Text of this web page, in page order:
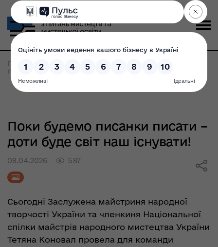
Головна Всі новини >
Поки будемо писанки
писати – доти буде світ наш існувати!
Поки будемо писанки писати –
доти буде світ наш існувати!
08.04.2026 587
Сьогодні Заслужена майстриня народної
творчості України та членкиня Національної
спілки майстрів народного мистецтва України
Тетяна Коновал провела для команди